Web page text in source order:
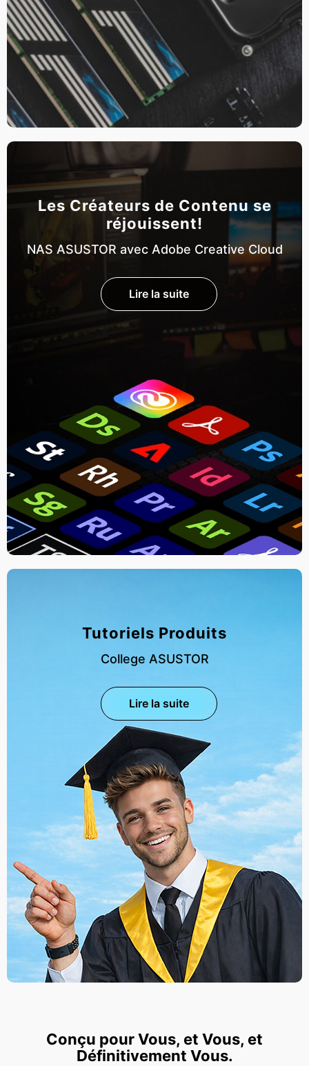
Les Créateurs de Contenu se
réjouissent!
NAS ASUSTOR avec Adobe Creative Cloud
Lire la suite
Tutoriels Produits
College ASUSTOR
Lire la suite
Conçu pour Vous, et Vous, et
Définitivement Vous.